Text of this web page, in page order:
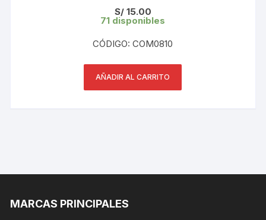
S/15.00
71 disponibles
CÓDIGO: COM0810
AÑADIR AL CARRITO
MARCAS PRINCIPALES